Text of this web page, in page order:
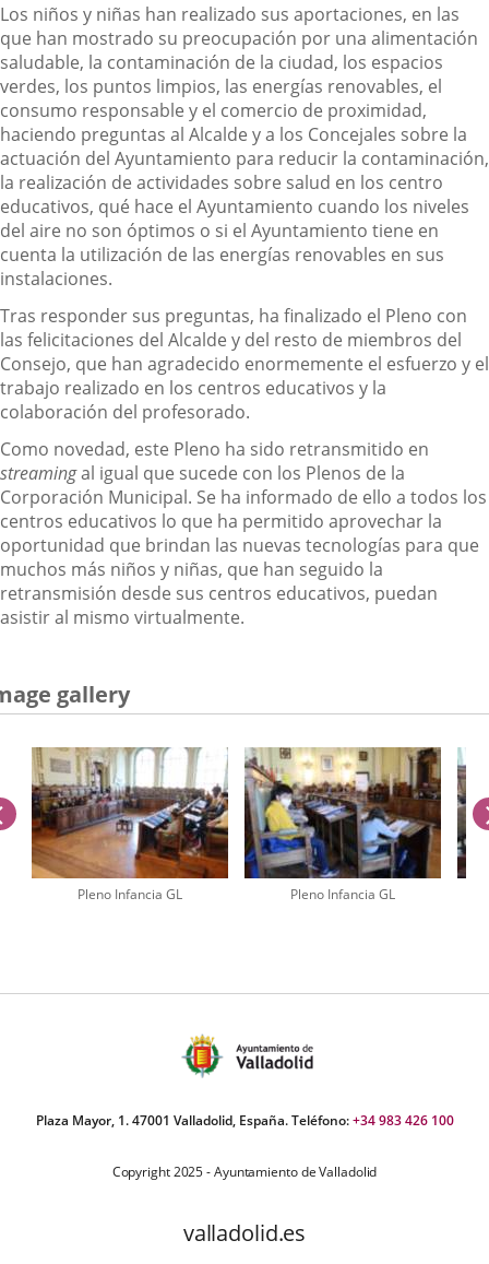
Los niños y niñas han realizado sus aportaciones, en las
que han mostrado su preocupación por una alimentación
saludable, la contaminación de la ciudad, los espacios
verdes, los puntos limpios, las energías renovables, el
consumo responsable y el comercio de proximidad,
haciendo preguntas al Alcalde y a los Concejales sobre la
actuación del Ayuntamiento para reducir la contaminación,
la realización de actividades sobre salud en los centro
educativos, qué hace el Ayuntamiento cuando los niveles
del aire no son óptimos o si el Ayuntamiento tiene en
cuenta la utilización de las energías renovables en sus
instalaciones.
Tras responder sus preguntas, ha finalizado el Pleno con
las felicitaciones del Alcalde y del resto de miembros del
Consejo, que han agradecido enormemente el esfuerzo y el
trabajo realizado en los centros educativos y la
colaboración del profesorado.
Como novedad, este Pleno ha sido retransmitido en
streamingal igual que sucede con los Plenos de la
Corporación Municipal. Se ha informado de ello a todos los
centros educativos lo que ha permitido aprovechar la
oportunidad que brindan las nuevas tecnologías para que
muchos más niños y niñas, que han seguido la
retransmisión desde sus centros educativos, puedan
asistir al mismo virtualmente.
gallery
Pleno Infancia GL Pleno Infancia GL
previus
Plaza Mayor, 1. 47001 Valladolid, España. Teléfono:+34 983 426 100
Copyright 2025 - Ayuntamiento de Valladolid
valladolid.es